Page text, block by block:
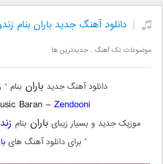
دانلود آهنگ جدید باران بنام
موضوعات:تک آهنگ ,جدیدترین ها
دانلود آهنگ جدید بارانبنام “
Baran –Zendooni
موزیک جدید و بسیار زیبای باران بنام
” برای دانلود آهنگ های